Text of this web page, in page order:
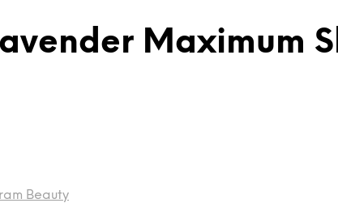
Maximum
Beauty